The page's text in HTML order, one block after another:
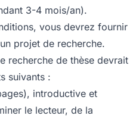
3-4 mois/an).
vous devrez fournir
projet de recherche.
recherche de thèse devrait
suivants :
introductive et
le lecteur, de la